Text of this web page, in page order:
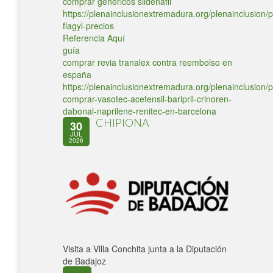
https://plenainclusionextremadura.org/plenainclusion/
flagyl-precios
Referencia Aquí
guía
comprar revia tranalex contra reembolso en
españa
https://plenainclusionextremadura.org/plenainclusion/
comprar-vasotec-acetensil-baripril-crinoren-
dabonal-naprilene-renitec-en-barcelona
30
JUL
2026
CHIPIONA
Visita a Villa Conchita junta a la Diputación
de Badajoz